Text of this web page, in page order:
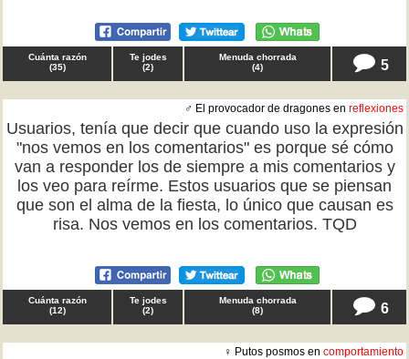
Cuánta razón
(35)
Te jodes
(2)
Menuda chorrada
(4) 5
♂ El provocador de dragones en reflexiones
Usuarios, tenía que decir que cuando uso la expresión
"nos vemos en los comentarios" es porque sé cómo
van a responder los de siempre a mis comentarios y
los veo para reírme. Estos usuarios que se piensan
que son el alma de la fiesta, lo único que causan es
risa. Nos vemos en los comentarios. TQD
Cuánta razón
(12)
Te jodes
(2)
Menuda chorrada
(8) 6
♀ Putos posmos en comportamiento